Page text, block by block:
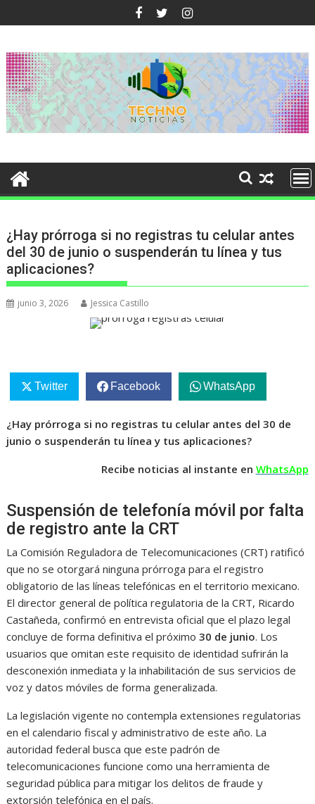
al
¿Hay prórroga si no registras tu celular antes
del 30 de junio o suspenderán tu línea y tus
aplicaciones?
junio 3, 2026 Jessica Castillo
Twitter Facebook WhatsApp
¿Hay prórroga si no registras tu celular antes del 30 de
junio o suspenderán tu línea y tus aplicaciones?
Recibe noticias al instante en WhatsApp
Suspensión de telefonía móvil por falta
de registro ante la CRT
La Comisión Reguladora de Telecomunicaciones (CRT) ratificó
que no se otorgará ninguna prórroga para el registro
obligatorio de las líneas telefónicas en el territorio mexicano.
El director general de política regulatoria de la CRT, Ricardo
Castañeda, confirmó en entrevista oficial que el plazo legal
concluye de forma definitiva el próximo30 de junio. Los
usuarios que omitan este requisito de identidad sufrirán la
desconexión inmediata y la inhabilitación de sus servicios de
voz y datos móviles de forma generalizada.
La legislación vigente no contempla extensiones regulatorias
en el calendario fiscal y administrativo de este año. La
autoridad federal busca que este padrón de
telecomunicaciones funcione como una herramienta de
seguridad pública para mitigar los delitos de fraude y
extorsión telefónica en el país.